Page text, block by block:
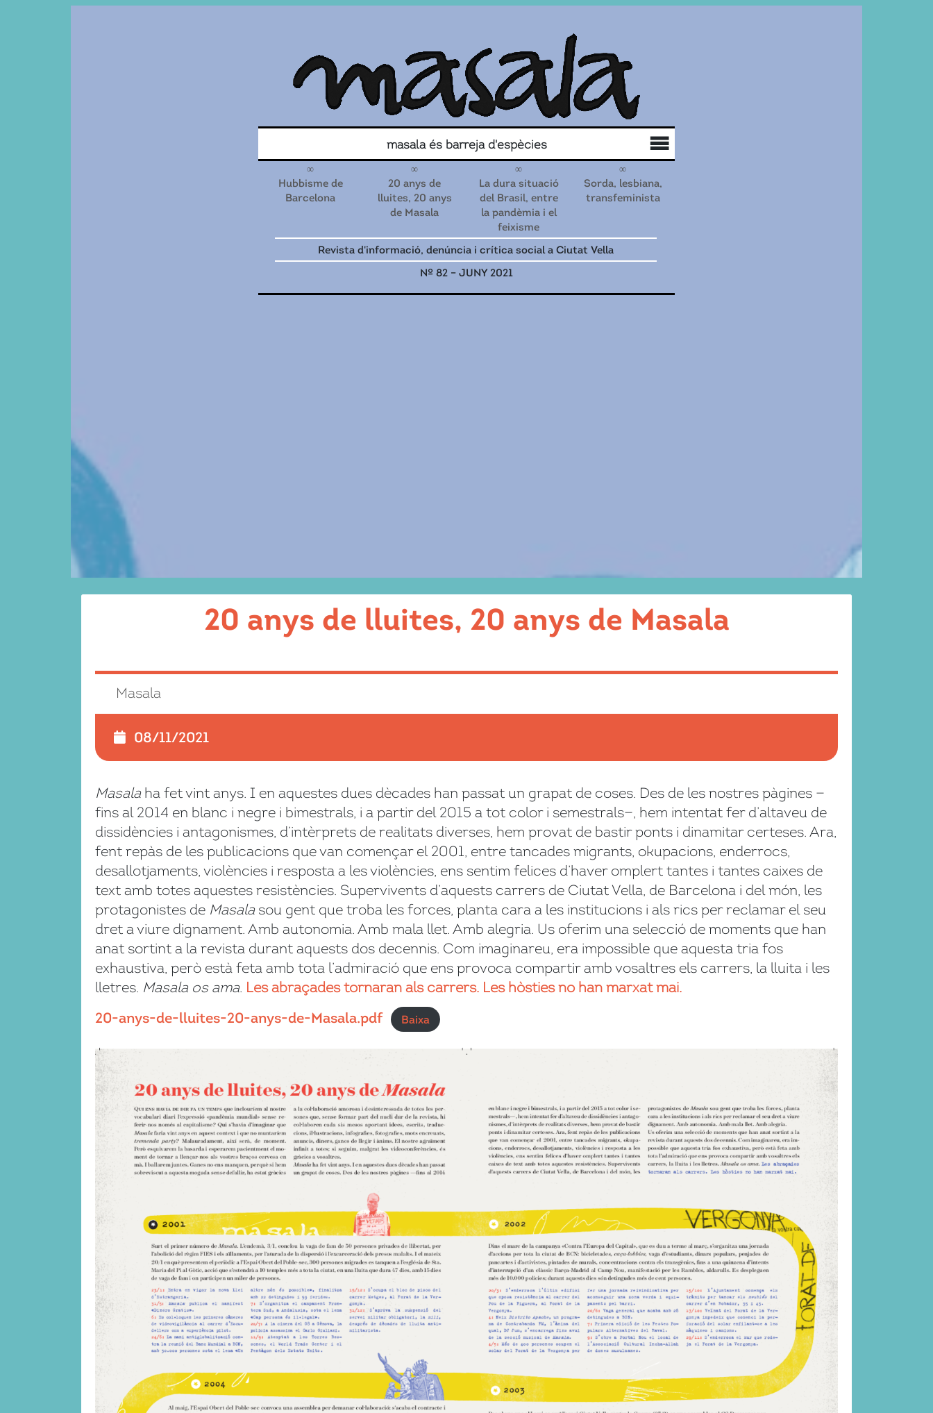
masala és barreja d'espècies Qui som
Search for
Hubbisme de
Barcelona
20 anys de
lluites, 20 anys
de Masala
La dura situació
del Brasil, entre
la pandèmia i el
feixisme
Sorda, lesbiana,
transfeminista
Revista d'informació, denúncia i crítica social a Ciutat Vella
Nº 82 – JUNY 2021
20 anys de lluites, 20 anys de Masala
Masala
08/11/2021
Masalaha fet vint anys. I en aquestes dues dècades han passat un grapat de coses. Des de les nostres pàgines —
fins al 2014 en blanc i negre i bimestrals, i a partir del 2015 a tot color i semestrals—, hem intentat fer d’altaveu de
dissidències i antagonismes, d’intèrprets de realitats diverses, hem provat de bastir ponts i dinamitar certeses. Ara,
fent repàs de les publicacions que van començar el 2001, entre tancades migrants, okupacions, enderrocs,
desallotjaments, violències i resposta a les violències, ens sentim felices d’haver omplert tantes i tantes caixes de
text amb totes aquestes resistències. Supervivents d’aquests carrers de Ciutat Vella, de Barcelona i del món, les
protagonistes de Masalasou gent que troba les forces, planta cara a les institucions i als rics per reclamar el seu
dret a viure dignament. Amb autonomia. Amb mala llet. Amb alegria. Us oferim una selecció de moments que han
anat sortint a la revista durant aquests dos decennis. Com imaginareu, era impossible que aquesta tria fos
exhaustiva, però està feta amb tota l’admiració que ens provoca compartir amb vosaltres els carrers, la lluita i les
lletres. Masala os ama. Les abraçades tornaran als carrers. Les hòsties no han marxat mai.
20-anys-de-lluites-20-anys-de-Masala.pdf
Baixa